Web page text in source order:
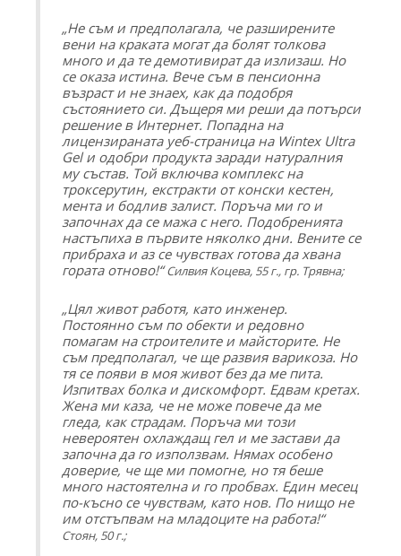
„Не съм и предполагала, че разширените
вени на краката могат да болят толкова
много и да те демотивират да излизаш. Но
се оказа истина. Вече съм в пенсионна
възраст и не знаех, как да подобря
състоянието си. Дъщеря ми реши да потърси
решение в Интернет. Попадна на
лицензираната уеб-страница на Wintex Ultra
Gel и одобри продукта заради натуралния
му състав. Той включва комплекс на
троксерутин, екстракти от конски кестен,
мента и бодлив залист. Поръча ми го и
започнах да се мажа с него. Подобренията
настъпиха в първите няколко дни. Вените се
прибраха и аз се чувствах готова да хвана
гората отново!“Силвия Коцева, 55 г., гр. Трявна;
„Цял живот работя, като инженер.
Постоянно съм по обекти и редовно
помагам на строителите и майсторите. Не
съм предполагал, че ще развия варикоза. Но
тя се появи в моя живот без да ме пита.
Изпитвах болка и дискомфорт. Едвам кретах.
Жена ми каза, че не може повече да ме
гледа, как страдам. Поръча ми този
невероятен охлаждащ гел и ме застави да
започна да го използвам. Нямах особено
доверие, че ще ми помогне, но тя беше
много настоятелна и го пробвах. Един месец
по-късно се чувствам, като нов. По нищо не
им отстъпвам на младоците на работа!“
Стоян, 50 г.;